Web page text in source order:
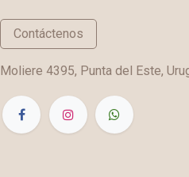
Contáctenos
Moliere 4395, Punta del Este,